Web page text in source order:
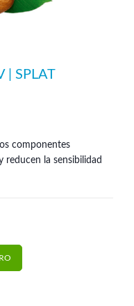
| SPLAT
componentes
reducen la sensibilidad